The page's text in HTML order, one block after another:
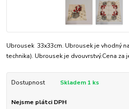
Ubrousek 33x33cm. Ubrousek je vhodný
technika). Ubrousek je dvouvrstvý.Cena za
Dostupnost Skladem 1 ks
Nejsme plátci DPH